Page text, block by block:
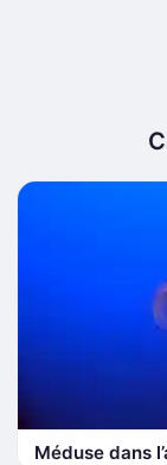
Méduse dans